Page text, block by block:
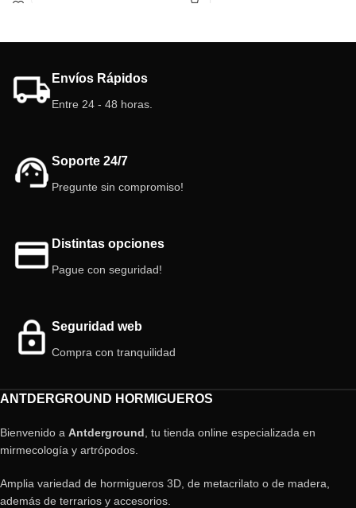
Una herramienta ideal dentro del
Envíos Rápidos
Entre 24 - 48 horas.
Soporte 24/7
Pregunte sin compromiso!
Distintas opciones
Pague con seguridad!
Seguridad web
Compra con tranquilidad
ANTDERGROUND HORMIGUEROS
Bienvenido a Antderground , tu tienda online especializada en
mirmecología y artrópodos.
Amplia variedad de hormigueros 3D, de metacrilato o de madera,
además de terrarios y accesorios.